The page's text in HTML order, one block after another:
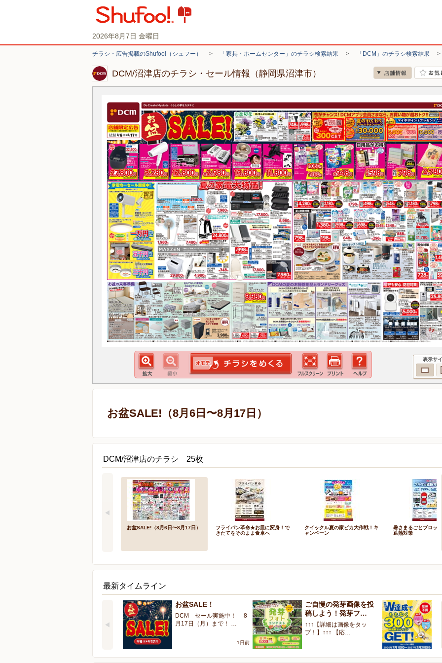
2026年8月7日 金曜日
チラシ・広告掲載のShufoo!（シュフー） > 「家具・ホームセンター」のチラシ検索結果 > 「DCM」のチラシ検索結果
DCM/沼津店のチラシ・セール情報（静岡県沼津市）
表示サ
お盆SALE!（8月6日〜8月17日）
DCM/沼津店のチラシ 25枚
お盆SALE!（8月6日〜8月17日）
フライパン革命★お皿に変身！で
きたてをそのまま食卓へ
クイックル夏の家ピカ大作戦！キ
ャンペーン
暑さまるごとブロック
遮熱対策
最新タイムライン
お盆SALE！
DCM セール実施中！ 8
月17日（月）まで！ …
1日前
ご自慢の発芽画像を投
稿しよう！発芽フ…
↑↑↑【詳細は画像をタッ
プ！】↑↑↑ 【応…